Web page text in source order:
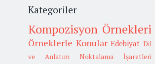
Kategoriler
Kompozisyon Örnekleri
Örneklerle Konular Edebiyat Dil
ve Anlatım
Noktalama İşaretleri